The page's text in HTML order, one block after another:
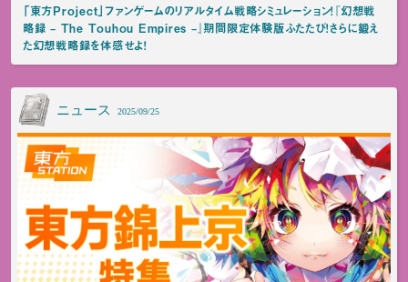
「東方Project」ファンゲームのリアルタイム戦略シミュレーション！『幻想戦
略録 – The Touhou Empires –』期間限定体験版ふたたび！さらに鍛え
た幻想戦略録を体感せよ！
ニュース 2025/09/25